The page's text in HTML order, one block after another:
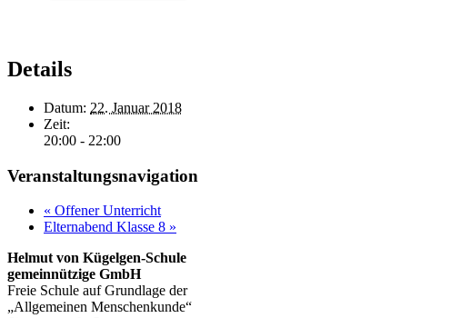
Details
Datum: 22. Januar 2018
Zeit:
20:00 - 22:00
Veranstaltungsnavigation
« Offener Unterricht
Elternabend Klasse 8 »
Helmut von Kügelgen-Schule
gemeinnützige GmbH
Freie Schule auf Grundlage der
„Allgemeinen Menschenkunde“